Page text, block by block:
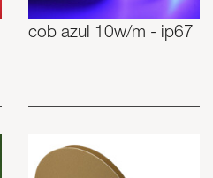
cob azul 10w/m - ip67